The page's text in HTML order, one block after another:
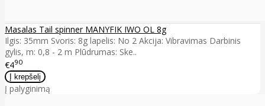
Masalas Tail spinner MANYFIK IWO OL 8g
Ilgis: 35mm Svoris: 8g lapelis: No 2 Akcija: Vibravimas Darbinis
gylis, m: 0,8 - 2 m Plūdrumas: Ske..
€490
Į palyginimą